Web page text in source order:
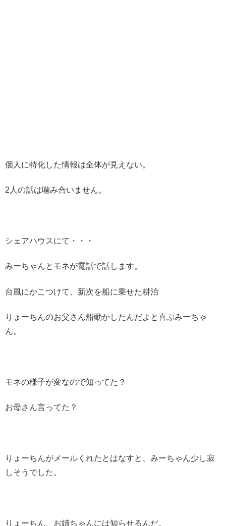
個人に特化した情報は全体が見えない。
2人の話は噛み合いません。
シェアハウスにて・・・
みーちゃんとモネが電話で話します。
台風にかこつけて、新次を船に乗せた耕治
りょーちんのお父さん船動かしたんだよと喜ぶみーちゃ
ん。
モネの様子が変なので知ってた？
お母さん言ってた？
りょーちんがメールくれたとはなすと、みーちゃん少し寂
しそうでした。
りょーちん、お姉ちゃんには知らせるんだ。